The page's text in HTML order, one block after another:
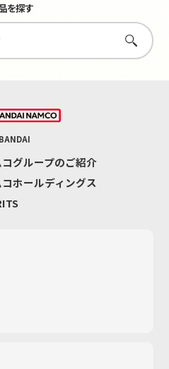
を探す
さがす
グループのご紹介
ホールディングス